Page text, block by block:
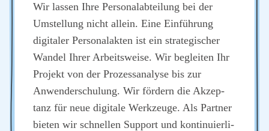
Wir las­sen Ihre Per­so­nal­ab­tei­lung bei der
Umstel­lung nicht allein. Eine Ein­füh­rung
digi­ta­ler Per­so­nal­ak­ten ist ein stra­te­gi­scher
Wan­del Ihrer Arbeits­wei­se. Wir beglei­ten Ihr
Pro­jekt von der Pro­zess­ana­ly­se bis zur
Anwen­der­schu­lung. Wir för­dern die Akzep­
tanz für neue digi­ta­le Werk­zeu­ge. Als Part­ner
bie­ten wir schnel­len Sup­port und kon­ti­nu­ier­li­